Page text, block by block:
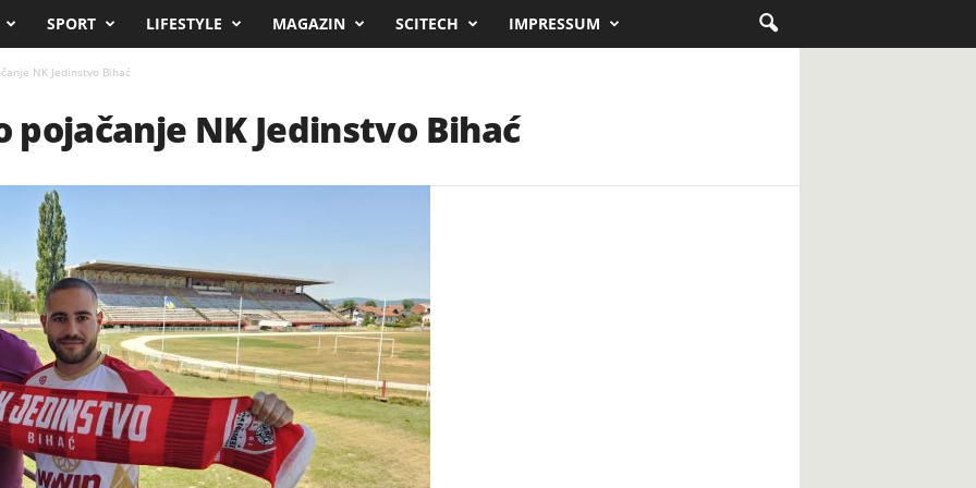
SPORT LIFESTYLE MAGAZIN SCITECH IMPRESSUM
NK Jedinstvo Bihać
pojačanje NK Jedinstvo Bihać